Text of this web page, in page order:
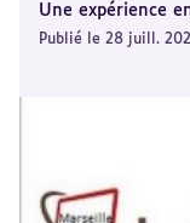
Une expérience
Publié le 28 juill.